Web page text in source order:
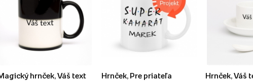
hrnček, Váš text Hrnček, Pre priateľa Hrnček, Váš